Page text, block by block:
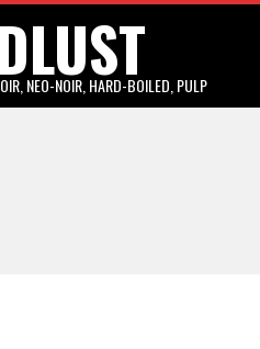
NEO-NOIR, HARD-BOILED, PULP